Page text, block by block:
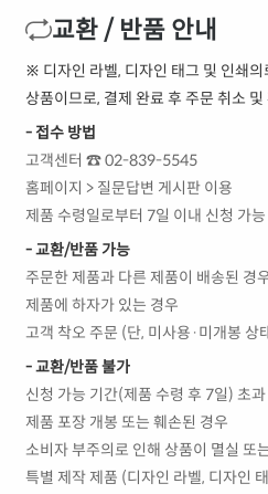
교환 / 반품 안내
※ 디자인 라벨, 디자인 태그 및 인쇄
상품이므로, 결제 완료 후 주문 취소
- 접수 방법
고객센터 ☎ 02-839-5545
홈페이지 > 질문답변 게시판 이용
제품 수령일로부터 7일 이내 신청 가능
- 교환/반품 가능
주문한 제품과 다른 제품이 배송된 경
제품에 하자가 있는 경우
고객 착오 주문 (단, 미사용·미개봉 상
- 교환/반품 불가
신청 가능 기간(제품 수령 후 7일) 초과
제품 포장 개봉 또는 훼손된 경우
소비자 부주의로 인해 상품이 멸실 또
특별 제작 제품 (디자인 라벨, 디자인